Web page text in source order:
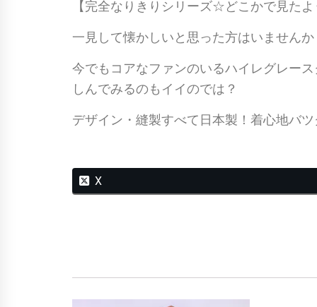
【完全なりきりシリーズ☆どこかで見た
一見して懐かしいと思った方はいませんか
今でもコアなファンのいるハイレグレー
しんでみるのもイイのでは？
デザイン・縫製すべて日本製！着心地バ
X